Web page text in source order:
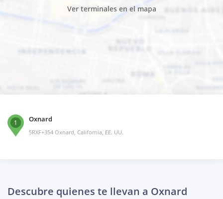
Ver terminales en el mapa
1 Oxnard
5RXF+354 Oxnard, California, EE. UU.
Descubre quienes te llevan a Oxnard